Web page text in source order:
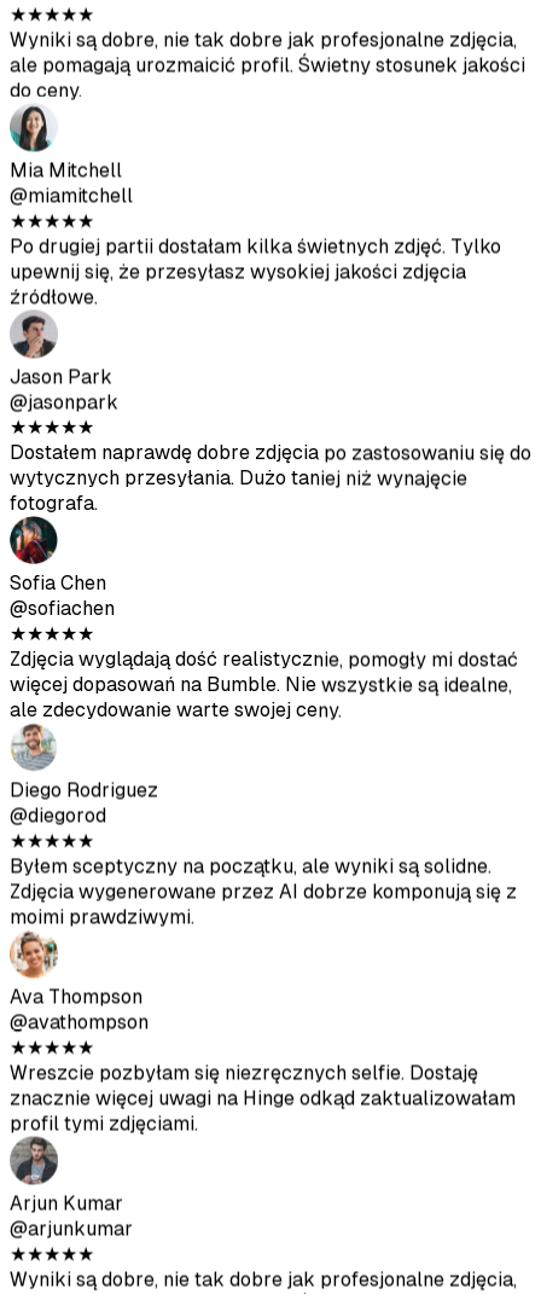
Mia Mitchell
@miamitchell
★★ ★★★
Po drugiej partii dostałam kilka świetnych zdjęć. Tylko
upewnij się, że przesyłasz wysokiej jakości zdjęcia
źródłowe.
Jason Park
@jasonpark
★★★★★
Dostałem naprawdę dobre zdjęcia po zastosowaniu się do
wytycznych przesyłania. Dużo taniej niż wynajęcie
fotografa.
Sofia Chen
@sofiachen
★★★★★
Zdjęcia wyglądają dość realistycznie, pomogły mi dostać
więcej dopasowań na Bumble. Nie wszystkie są idealne,
ale zdecydowanie warte swojej ceny.
Diego Rodriguez
@diegorod
★★★★★
Byłem sceptyczny na początku, ale wyniki są solidne.
Zdjęcia wygenerowane przez AI dobrze komponują się z
moimi prawdziwymi.
Ava Thompson
@avathompson
★★★★ ★
Wreszcie pozbyłam się niezręcznych selfie. Dostaję
znacznie więcej uwagi na Hinge odkąd zaktualizowałam
profil tymi zdjęciami.
Arjun Kumar
@arjunkumar
★★★★★
Wyniki są dobre, nie tak dobre jak profesjonalne zdjęcia,
ale pomagają urozmaicić profil. Świetny stosunek jakości
do ceny.
Mia Mitchell
@miamitchell